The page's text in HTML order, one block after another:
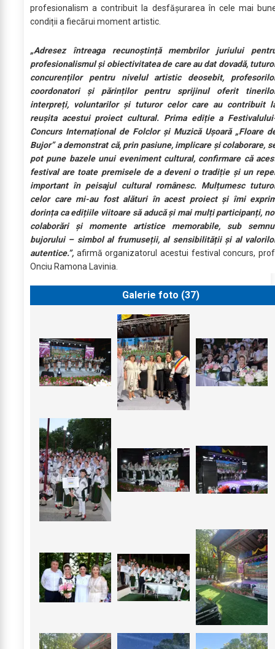
profesionalism a contribuit la desfășurarea în cele mai
condiții a fiecărui moment artistic.
„Adresez întreaga recunoștință membrilor juriului
profesionalismul și obiectivitatea de care au dat dovadă,
concurenților pentru nivelul artistic deosebit,
coordonatori și părinților pentru sprijinul oferit
interpreți, voluntarilor și tuturor celor care au contribuit
reușita acestui proiect cultural. Prima ediție a
Concurs Internațional de Folclor și Muzică Ușoară „Floare
Bujor” a demonstrat că, prin pasiune, implicare și colaborare,
pot pune bazele unui eveniment cultural, confirmare că
festival are toate premisele de a deveni o tradiție și un
important în peisajul cultural românesc. Mulțumesc
celor care mi-au fost alături în acest proiect și îmi
dorința ca edițiile viitoare să aducă și mai mulți participanți,
colaborări și momente artistice memorabile, sub
bujorului – simbol al frumuseții, al sensibilității și al
autentice.”, afirmă organizatorul acestui festival concurs,
Onciu Ramona Lavinia.
Galerie foto (37)